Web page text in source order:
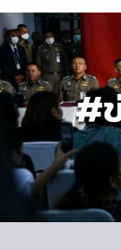
ไลฟ์สไตล์